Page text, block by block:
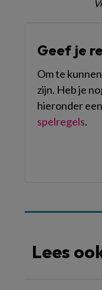
Geef je
Om te
zijn. Heb je
hieronder
spelregels.
Lees